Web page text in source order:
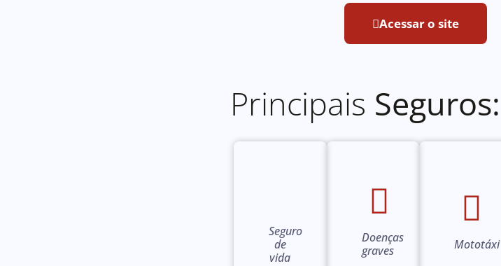
Acessar o site
Principais Seguros:
Seguro
de
vida
Doenças
graves
Mototáxi